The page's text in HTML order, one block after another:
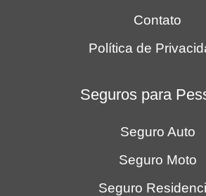
Contato
Política de
Seguros para
Seguro Auto
Seguro Moto
Seguro